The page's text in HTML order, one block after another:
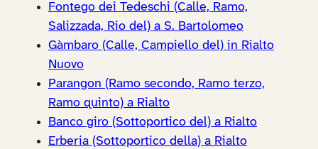
Fontego dei Tedeschi (Calle, Ramo,
Salizzada, Rio del) a S. Bartolomeo
Gàmbaro (Calle, Campiello del) in Rialto
Nuovo
Parangon (Ramo secondo, Ramo terzo,
Ramo quinto) a Rialto
Banco giro (Sottoportico del) a Rialto
Erberia (Sottoportico della) a Rialto